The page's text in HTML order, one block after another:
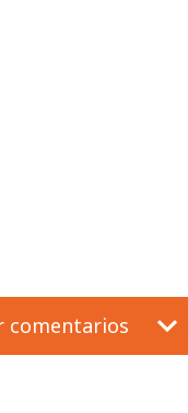
comentarios